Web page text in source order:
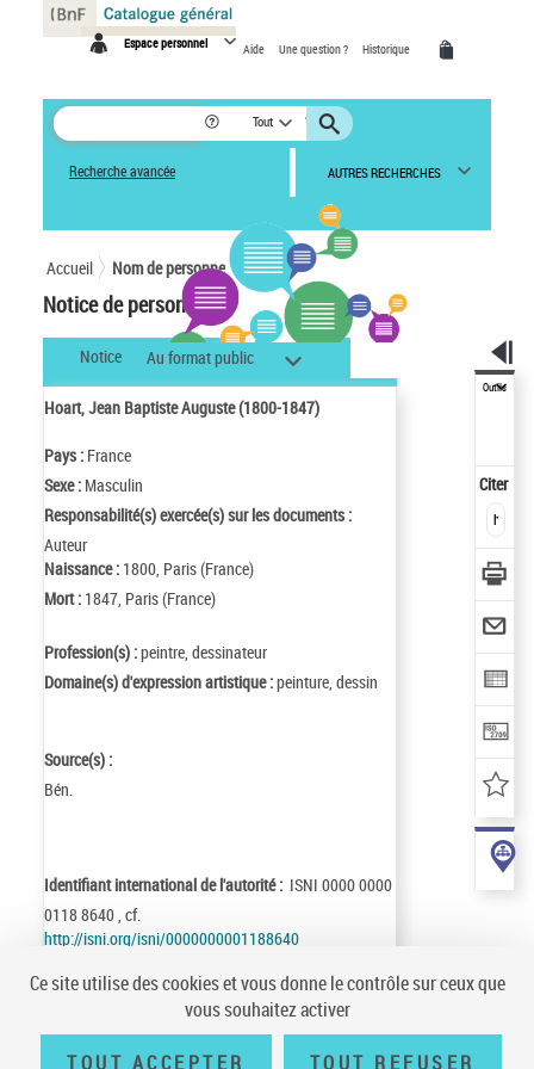
Espace personnel Aide Une question ? Historique
Tout
Recherche avancée AUTRES RECHERCHES
Accueil Nom de personne
Notice de personne
Notice Au format public
Hoart, Jean Baptiste Auguste (1800-1847)
Pays : France
Sexe : Masculin
Responsabilité(s) exercée(s) sur les documents :
Auteur
Naissance : 1800, Paris (France)
Mort : 1847, Paris (France)
Profession(s) :peintre, dessinateur
Domaine(s) d'expression artistique :peinture, dessin
Source(s) :
Bén.
Identifiant international de l'autorité : ISNI 0000 0000
0118 8640 , cf.
http://isni.org/isni/0000000001188640
Notice n° :FRBNF14969223
Mise à jour :01/05/04
Outils
Citer
Panneau de gestion des cookies
Ce site utilise des cookies et vous donne le contrôle sur ceux que
vous souhaitez activer
TOUT ACCEPTER TOUT REFUSER